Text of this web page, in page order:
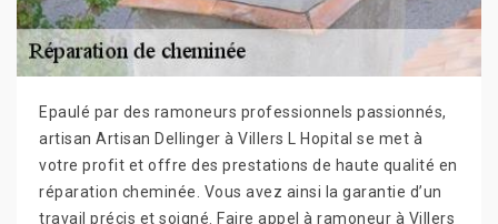
Epaulé par des ramoneurs professionnels passionnés,
artisan Artisan Dellinger à Villers L Hopital se met à
votre profit et offre des prestations de haute qualité en
réparation cheminée. Vous avez ainsi la garantie d’un
travail précis et soigné. Faire appel à ramoneur à Villers